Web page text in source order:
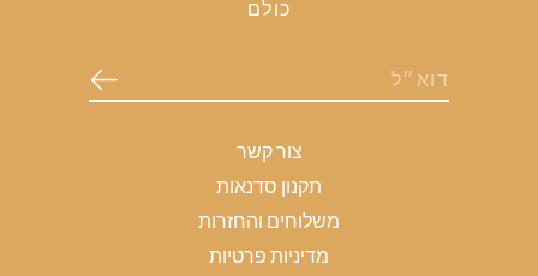
כולם
צור קשר
תקנון סדנאות
משלוחים והחזרות
מדיניות פרטיות